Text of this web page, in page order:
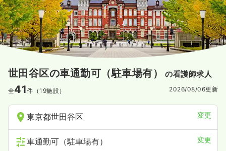
世田谷区の車通勤可（駐車場有） の看護師求人
全41件（19施設） 2026/08/06更新
東京都世田谷区 変更
車通勤可（駐車場有） 変更